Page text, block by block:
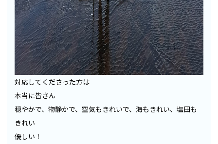
対応してくださった方は
本当に皆さん
穏やかで、物静かで、空気もきれいで、海もきれい、塩田も
きれい
優しい！